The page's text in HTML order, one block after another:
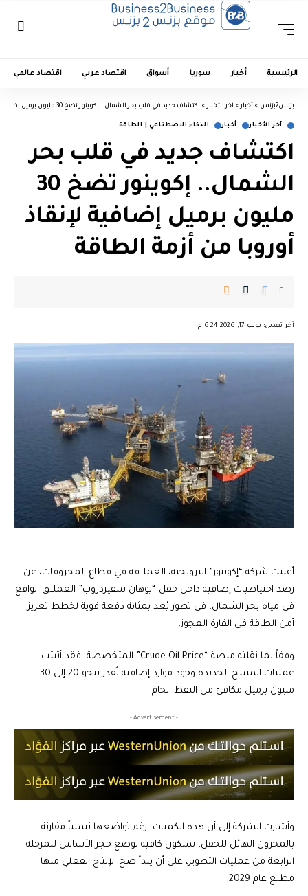
الرئيسية أخبار سوريا أسواق اقتصاد عربي اقتصاد عالمي
بزنس2بزنس > أخبار > آخر الأخبار > اكتشاف جديد في قلب بحر الشمال.. إكوينور تضخ 30 مليون برميل إضافية لإنقاذ أوروبا من أزمة الطاقة
آخر الأخبار أخبار الذكاء الاصطناعي | الطاقة
اكتشاف جديد في قلب بحر
الشمال.. إكوينور تضخ 30
مليون برميل إضافية لإنقاذ
أوروبا من أزمة الطاقة
آخر تعديل: يونيو 17, 2026 6:24 م
أعلنت شركة “إكوينور” النرويجية، العملاقة في قطاع المحروقات، عن
رصد احتياطيات إضافية داخل حقل “يوهان سفيردروب” العملاق الواقع
في مياه بحر الشمال، في تطور يُعد بمثابة دفعة قوية لخطط تعزيز
أمن الطاقة في القارة العجوز.
وفقاً لما نقلته منصة “Crude Oil Price” المتخصصة، فقد أثبتت
عمليات المسح الجديدة وجود موارد إضافية تُقدر بنحو 20 إلى 30
مليون برميل مكافئ من النفط الخام.
- Advertisement -
وأشارت الشركة إلى أن هذه الكميات، رغم تواضعها نسبياً مقارنة
بالمخزون الهائل للحقل، ستكون كافية لوضع حجر الأساس للمرحلة
الرابعة من عمليات التطوير، على أن يبدأ ضخ الإنتاج الفعلي منها
مطلع عام 2029.